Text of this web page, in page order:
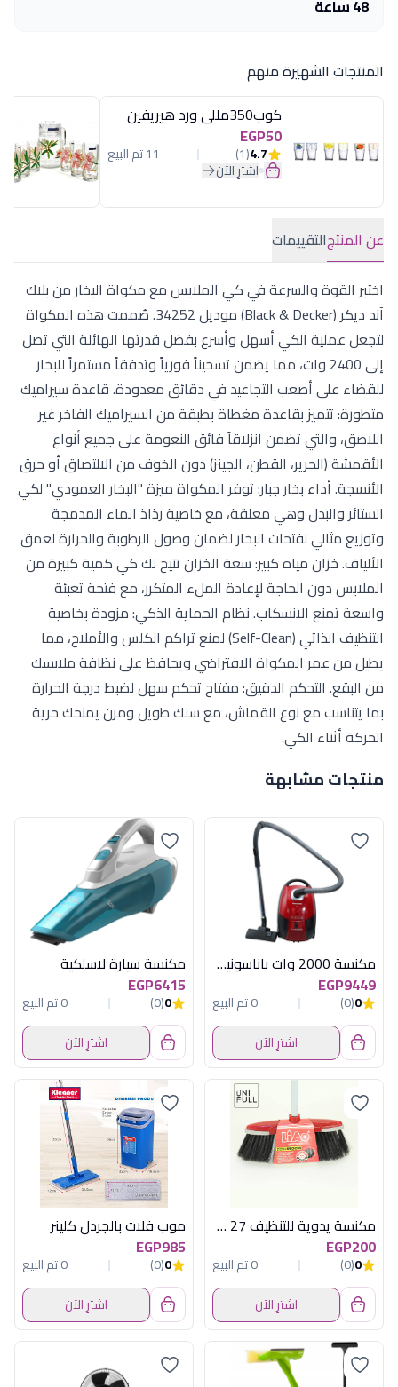
48 ساعة
المنتجات الشهيرة منهم
كوب350مللى ورد هيريفين
EGP50
4.7
(1) 11 تم البيع
اشترِ الآن
عن المنتجالتقييمات
اختبر القوة والسرعة في كي الملابس مع مكواة البخار من بلاك
آند ديكر (Black & Decker) موديل 34252. صُممت هذه المكواة
لتجعل عملية الكي أسهل وأسرع بفضل قدرتها الهائلة التي تصل
إلى 2400 وات، مما يضمن تسخيناً فورياً وتدفقاً مستمراً للبخار
للقضاء على أصعب التجاعيد في دقائق معدودة. قاعدة سيراميك
متطورة: تتميز بقاعدة مغطاة بطبقة من السيراميك الفاخر غير
اللاصق، والتي تضمن انزلاقاً فائق النعومة على جميع أنواع
الأقمشة (الحرير، القطن، الجينز) دون الخوف من الالتصاق أو حرق
الأنسجة. أداء بخار جبار: توفر المكواة ميزة "البخار العمودي" لكي
الستائر والبدل وهي معلقة، مع خاصية رذاذ الماء المدمجة
وتوزيع مثالي لفتحات البخار لضمان وصول الرطوبة والحرارة لعمق
الألياف. خزان مياه كبير: سعة الخزان تتيح لك كي كمية كبيرة من
الملابس دون الحاجة لإعادة الملء المتكرر، مع فتحة تعبئة
واسعة تمنع الانسكاب. نظام الحماية الذكي: مزودة بخاصية
التنظيف الذاتي (Self-Clean) لمنع تراكم الكلس والأملاح، مما
يطيل من عمر المكواة الافتراضي ويحافظ على نظافة ملابسك
من البقع. التحكم الدقيق: مفتاح تحكم سهل لضبط درجة الحرارة
بما يتناسب مع نوع القماش، مع سلك طويل ومرن يمنحك حرية
الحركة أثناء الكي.
منتجات مشابهة
مكنسة 2000 وات باناسونيك ماليزى
EGP9449
0
(0)
0 تم البيع
اشترِ الآن
مكنسة سيارة لاسلكية
EGP6415
0
(0)
0 تم البيع
اشترِ الآن
مكنسة يدوية للتنظيف 27 سم من لياو موديل K130033
EGP200
0
(0)
0 تم البيع
اشترِ الآن
موب فلات بالجردل كلينر
EGP985
0
(0)
0 تم البيع
اشترِ الآن